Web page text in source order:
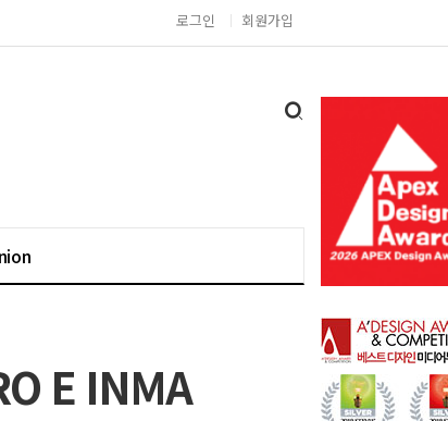
로그인 회원가입
E INMA